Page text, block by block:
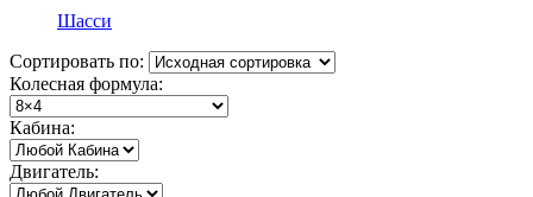
Шасси
Сортировать по:
Колесная формула:
Кабина:
Двигатель: